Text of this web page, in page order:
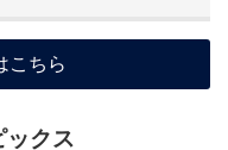
こちら
ックス